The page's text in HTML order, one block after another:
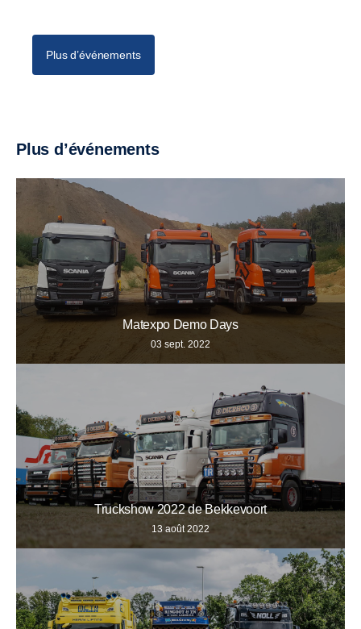
Plus d’événements
Plus d’événements
Matexpo Demo Days
03 sept. 2022
Truckshow 2022 de Bekkevoort
13 août 2022